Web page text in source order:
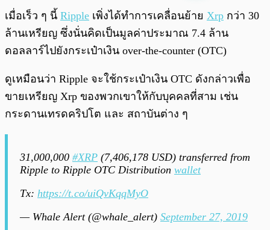
พร้อมเล่น 0:00
เมื่อเร็ว ๆ นี้ Ripple เพิ่งได้ทำการเคลื่อนย้าย Xrp กว่า 30
ล้านเหรียญ ซึ่งนั่นคิดเป็นมูลค่าประมาณ 7.4 ล้าน
ดอลลาร์ไปยังกระเป๋าเงิน over-the-counter (OTC)
ดูเหมือนว่า Ripple จะใช้กระเป๋าเงิน OTC ดังกล่าวเพื่อ
ขายเหรียญ Xrp ของพวกเขาให้กับบุคคลที่สาม เช่น
กระดานเทรดคริปโต และ สถาบันต่าง ๆ
31,000,000 #XRP (7,406,178 USD) transferred from
Ripple to Ripple OTC Distribution wallet
Tx: https://t.co/uiQvKqqMyO
— Whale Alert (@whale_alert) September 27, 2019